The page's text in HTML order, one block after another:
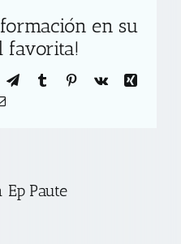
en su
favorita!
TelegramTumblr Pinterest
Vk
Xing
Correo
Paute